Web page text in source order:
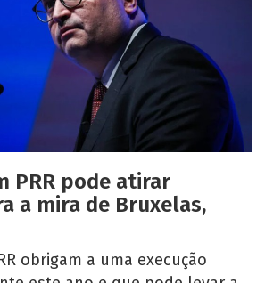
PRR pode atirar
a mira de Bruxelas,
obrigam a uma execução